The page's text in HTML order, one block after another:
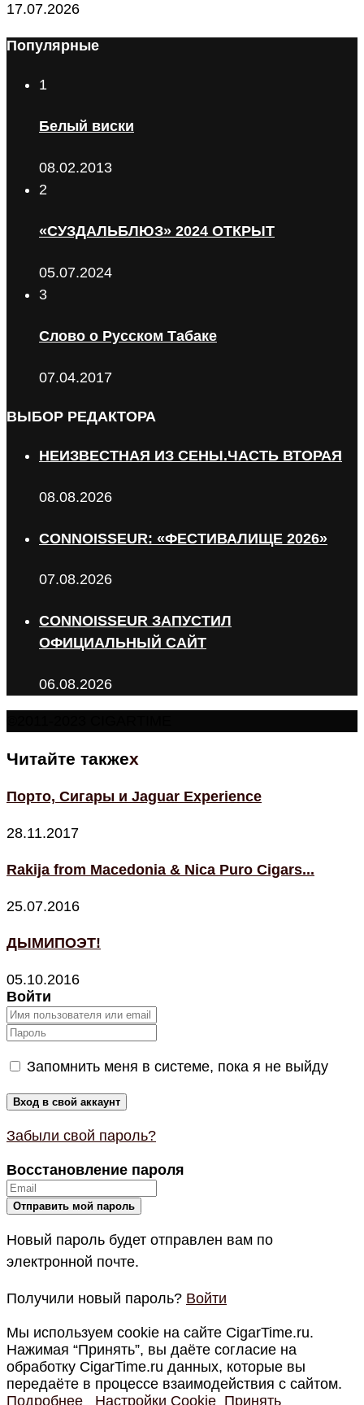
17.07.2026
Популярные
1
Белый виски
08.02.2013
2
«СУЗДАЛЬБЛЮЗ» 2024 ОТКРЫТ
05.07.2024
3
Слово о Русском Табаке
07.04.2017
ВЫБОР РЕДАКТОРА
НЕИЗВЕСТНАЯ ИЗ СЕНЫ.ЧАСТЬ ВТОРАЯ
08.08.2026
CONNOISSEUR: «ФЕСТИВАЛИЩЕ 2026»
07.08.2026
CONNOISSEUR ЗАПУСТИЛ
ОФИЦИАЛЬНЫЙ САЙТ
06.08.2026
Читайте такжеx
Порто, Сигары и Jaguar Experience
28.11.2017
Rakija from Macedonia & Nica Puro Cigars...
25.07.2016
ДЫМИПОЭТ!
05.10.2016
Войти
Запомнить меня в системе, пока я не выйду
Забыли свой пароль?
Восстановление пароля
Новый пароль будет отправлен вам по
электронной почте.
Получили новый пароль? Войти
Мы используем cookie на сайте CigarTime.ru.
Нажимая “Принять”, вы даёте согласие на
обработку CigarTime.ru данных, которые вы
передаёте в процессе взаимодействия с сайтом.
Подробнее
Настройки Cookie Принять